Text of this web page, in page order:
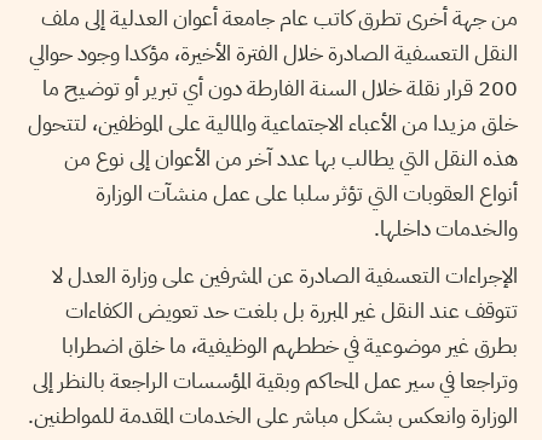
من جهة أخرى تطرق كاتب عام جامعة أعوان العدلية إلى ملف
النقل التعسفية الصادرة خلال الفترة الأخيرة، مؤكدا وجود حوالي
200 قرار نقلة خلال السنة الفارطة دون أي تبرير أو توضيح ما
خلق مزيدا من الأعباء الاجتماعية والمالية على الموظفين، لتتحول
هذه النقل التي يطالب بها عدد آخر من الأعوان إلى نوع من
أنواع العقوبات التي تؤثر سلبا على عمل منشآت الوزارة
والخدمات داخلها.
الإجراءات التعسفية الصادرة عن المشرفين على وزارة العدل لا
تتوقف عند النقل غير المبررة بل بلغت حد تعويض الكفاءات
بطرق غير موضوعية في خططهم الوظيفية، ما خلق اضطرابا
وتراجعا في سير عمل المحاكم وبقية المؤسسات الراجعة بالنظر إلى
الوزارة وانعكس بشكل مباشر على الخدمات المقدمة للمواطنين.